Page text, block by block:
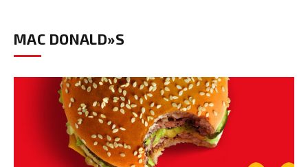
MAC DONALD»S